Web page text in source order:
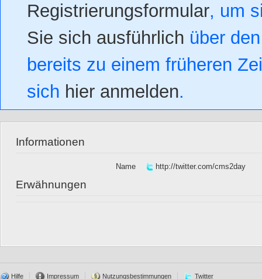
Registrierungsformular, um
Sie sich ausführlich über
bereits zu einem früheren
sich hier anmelden.
Informationen
Name http://twitter.com/cms2day
Erwähnungen
Hilfe Impressum Nutzungsbestimmungen Twitter